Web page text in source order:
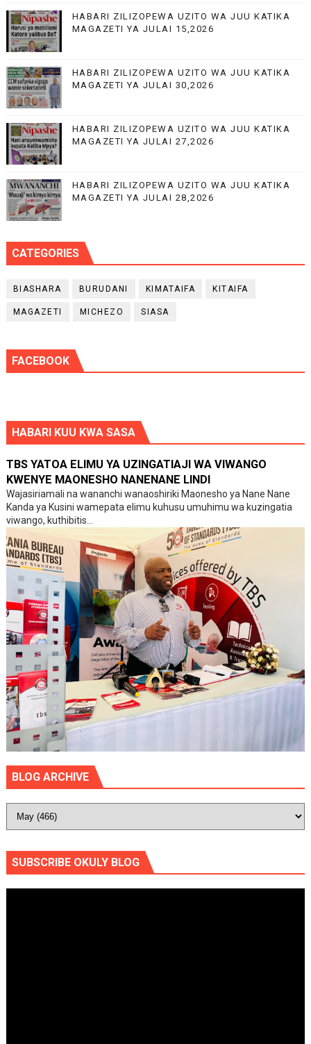
HABARI ZILIZOPEWA UZITO WA JUU KATIKA
MAGAZETI YA JULAI 15,2026
HABARI ZILIZOPEWA UZITO WA JUU KATIKA
MAGAZETI YA JULAI 30,2026
HABARI ZILIZOPEWA UZITO WA JUU KATIKA
MAGAZETI YA JULAI 27,2026
HABARI ZILIZOPEWA UZITO WA JUU KATIKA
MAGAZETI YA JULAI 28,2026
CATEGORIES
BIASHARA BURUDANI KIMATAIFA KITAIFA
MAGAZETI MICHEZO SIASA
FACEBOOK
HABARI KUU KWA SASA
TBS YATOA ELIMU YA UZINGATIAJI WA VIWANGO
KWENYE MAONESHO NANENANE LINDI
Wajasiriamali na wananchi wanaoshiriki Maonesho ya Nane Nane
Kanda ya Kusini wamepata elimu kuhusu umuhimu wa kuzingatia
viwango, kuthibitis...
BLOG ARCHIVE
SUBSCRIBE OKULY BLOG